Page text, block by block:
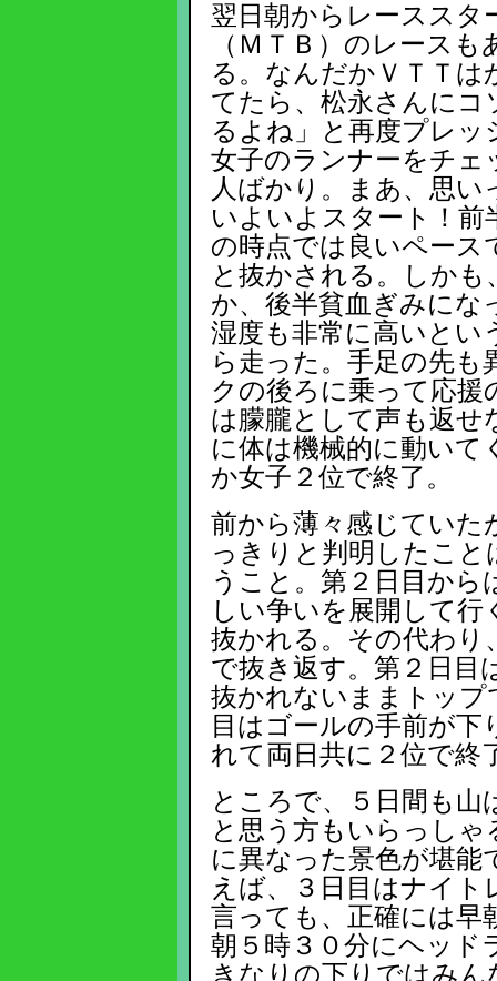
翌日朝からレーススタ
（ＭＴＢ）のレース
る。なんだかＶＴＴ
てたら、松永さんにコ
るよね」と再度プレ
女子のランナーをチェ
人ばかり。まあ、思
いよいよスタート！前
の時点では良いペース
と抜かされる。しか
か、後半貧血ぎみにな
湿度も非常に高いとい
ら走った。手足の先
クの後ろに乗って応援
は朦朧として声も返せ
に体は機械的に動いて
か女子２位で終了。
前から薄々感じていた
っきりと判明したこ
うこと。第２日目か
しい争いを展開して
抜かれる。その代わり
で抜き返す。第２日目
抜かれないままトップ
目はゴールの手前が
れて両日共に２位で終
ところで、５日間も
と思う方もいらっし
に異なった景色が堪能
えば、３日目はナイ
言っても、正確には早
朝５時３０分にヘッド
きなりの下りではみ